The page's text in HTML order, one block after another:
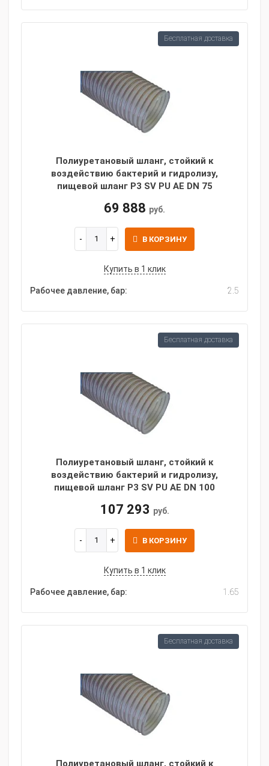
Полиуретановый шланг, стойкий к
воздействию бактерий и гидролизу,
пищевой шланг P3 SV PU AE DN 75
69 888 руб.
В КОРЗИНУ
Купить в 1 клик
Рабочее давление, бар: 2.5
Бесплатная доставка
Полиуретановый шланг, стойкий к
воздействию бактерий и гидролизу,
пищевой шланг P3 SV PU AE DN 100
107 293 руб.
В КОРЗИНУ
Купить в 1 клик
Рабочее давление, бар: 1.65
Бесплатная доставка
Полиуретановый шланг, стойкий к
Бесплатная доставка